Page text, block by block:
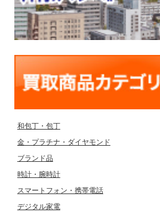
和包丁・包丁
金・プラチナ・ダイヤモンド
ブランド品
時計・腕時計
スマートフォン・携帯電話
デジタル家電